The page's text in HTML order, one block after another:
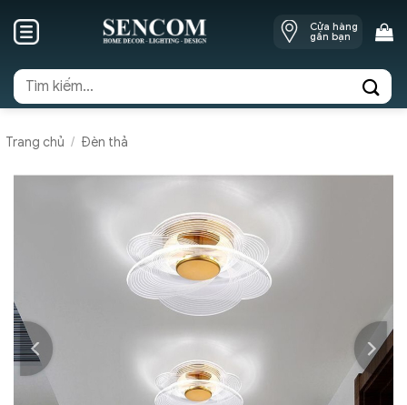
Cửa hàng
gần bạn
Tìm
kiếm:
Trang chủ / Đèn thả